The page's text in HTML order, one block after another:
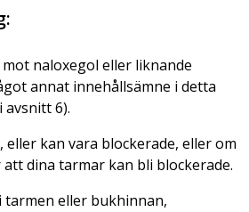
naloxegol eller liknande
annat innehållsämne i detta
avsnitt 6).
kan vara blockerade, eller om
dina tarmar kan bli blockerade.
tarmen eller bukhinnan,